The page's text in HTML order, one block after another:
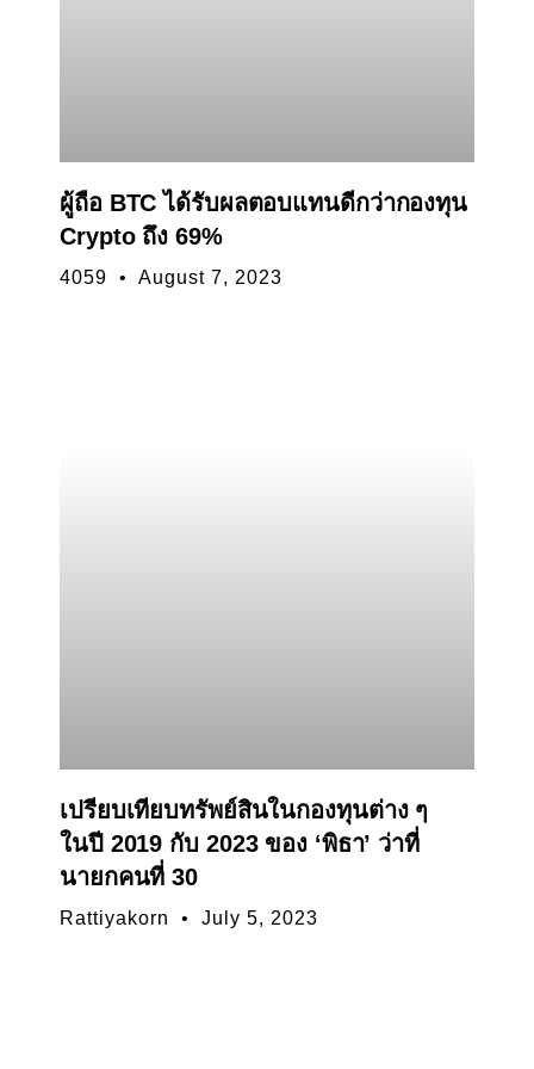
ผู้ถือ BTC ได้รับผลตอบแทนดีกว่ากองทุน
Crypto ถึง 69%
4059 August 7, 2023
เปรียบเทียบทรัพย์สินในกองทุนต่าง ๆ
ในปี 2019 กับ 2023 ของ ‘พิธา’ ว่าที่
นายกคนที่ 30
Rattiyakorn July 5, 2023